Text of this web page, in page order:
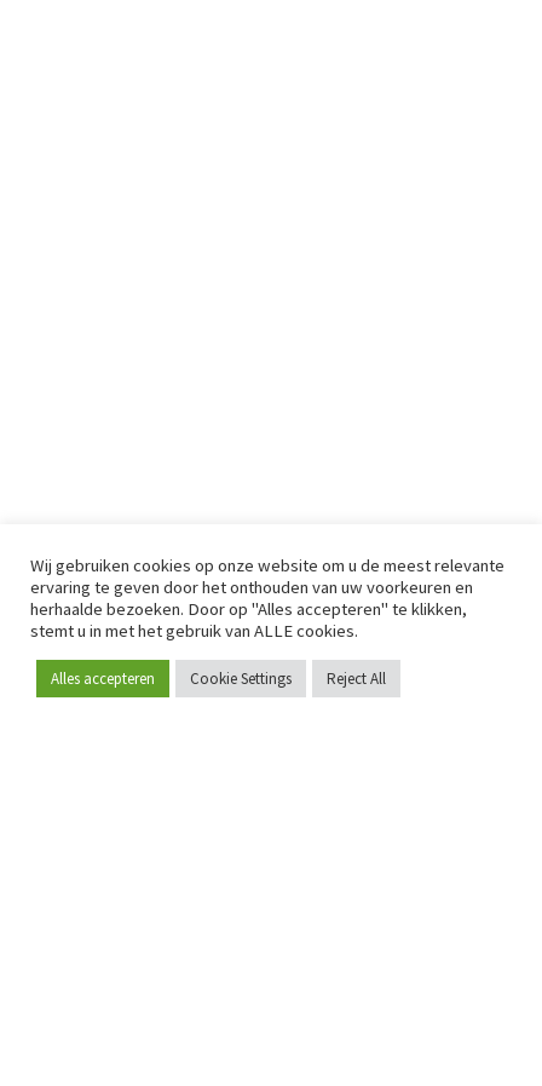
Word lid
Wij gebruiken cookies op onze website om u de meest relevante
ervaring te geven door het onthouden van uw voorkeuren en
herhaalde bezoeken. Door op "Alles accepteren" te klikken,
stemt u in met het gebruik van ALLE cookies.
Alles accepteren Cookie Settings Reject All